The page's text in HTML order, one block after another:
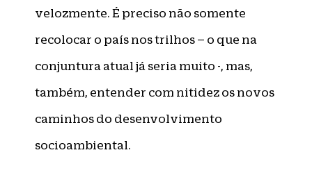
velozmente. É preciso não somente
recolocar o país nos trilhos – o que na
conjuntura atual já seria muito -, mas,
também, entender com nitidez os novos
caminhos do desenvolvimento
socioambiental.